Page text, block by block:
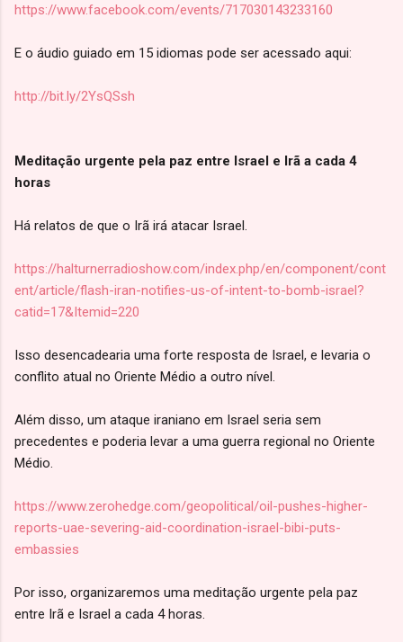
https://www.facebook.com/events/717030143233160
E o áudio guiado em 15 idiomas pode ser acessado aqui:
http://bit.ly/2YsQSsh
Meditação urgente pela paz entre Israel e Irã a cada 4
horas
Há relatos de que o Irã irá atacar Israel.
https://halturnerradioshow.com/index.php/en/component/cont
ent/article/flash-iran-notifies-us-of-intent-to-bomb-israel?
catid=17&Itemid=220
Isso desencadearia uma forte resposta de Israel, e levaria o
conflito atual no Oriente Médio a outro nível.
Além disso, um ataque iraniano em Israel seria sem
precedentes e poderia levar a uma guerra regional no Oriente
Médio.
https://www.zerohedge.com/geopolitical/oil-pushes-higher-
reports-uae-severing-aid-coordination-israel-bibi-puts-
embassies
Por isso, organizaremos uma meditação urgente pela paz
entre Irã e Israel a cada 4 horas.